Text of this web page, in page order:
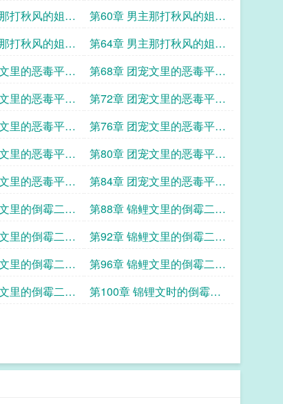
12
打秋风的姐姐
第60章 男主那打秋风的姐姐
16
打秋风的姐姐
第64章 男主那打秋风的姐姐
20
里的恶毒平妻
第68章 团宠文里的恶毒平妻
3
里的恶毒平妻
第72章 团宠文里的恶毒平妻
7
里的恶毒平妻
第76章 团宠文里的恶毒平妻
11
里的恶毒平妻
第80章 团宠文里的恶毒平妻
15
里的恶毒平妻
第84章 团宠文里的恶毒平妻
19
里的倒霉二房
第88章 锦鲤文里的倒霉二房
4
里的倒霉二房
第92章 锦鲤文里的倒霉二房
7
里的倒霉二房
第96章 锦鲤文里的倒霉二房
11
里的倒霉二房
第100章 锦锂文时的倒霉二